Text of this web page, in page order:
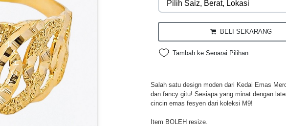
BELI SEKARANG
Tambah ke Senarai Pilihan
Salah satu design moden dari Kedai Emas
dan fancy gitu! Sesiapa yang minat dengan
cincin emas fesyen dari koleksi M9!
Item BOLEH resize.